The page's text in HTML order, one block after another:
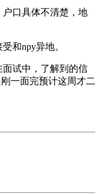
户口具体不清楚，地
和npy异地。
试中，了解到的信
一面完预计这周才二